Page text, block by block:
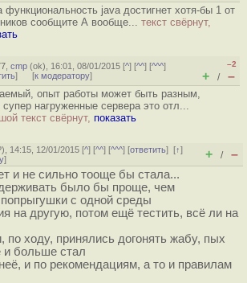
функциональность java достигнет хотя-бы 1 от
сообщите А вообще... текст свёрнут,
,cmp (ok), 16:01, 08/01/2015 [^] [^^] [^^^]
] [к модератору]
–2
+ / –
опыт работы может быть разным,
нагруженные сервера это отл...
текст свёрнут, показать
), 14:15, 12/01/2015 [^] [^^] [^^^] [ответить][↑]
] + / –
и не сильно тооще бы стала...
было бы проще, чем
попрыгушки с одной среды
на другую, потом ещё тестить, всё ли на
по ходу, принялись догонять жабу, пых
и больше стал
и по рекомендациям, а то и правилам